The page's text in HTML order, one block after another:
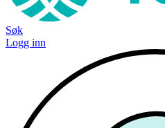
Søk
Logg inn